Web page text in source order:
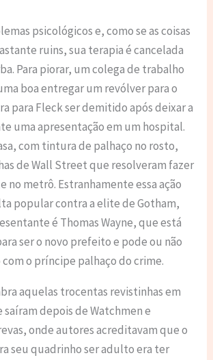
psicológicos e, como se as coisas
ruins, sua terapia é cancelada
Para piorar, um colega de trabalho
boa entregar um revólver para o
para Fleck ser demitido após deixar a
uma apresentação em um hospital.
com tintura de palhaço no rosto,
de Wall Street que resolveram fazer
no metrô. Estranhamente essa ação
popular contra a elite de Gotham,
é Thomas Wayne, que está
ser o novo prefeito e pode ou não
o príncipe palhaço do crime.
aquelas trocentas revistinhas em
depois de Watchmen e
onde autores acreditavam que o
seu quadrinho ser adulto era ter